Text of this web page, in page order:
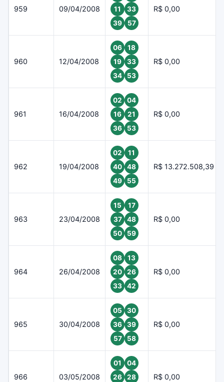
959 09/04/2008
11
33
39
57
R$ 0,00
960 12/04/2008
06
18
19
33
34
53
R$ 0,00
961 16/04/2008
02
04
16
21
36
53
R$ 0,00
962 19/04/2008
02
11
40
48
49
55
R$ 13.272.508,39
963 23/04/2008
15
17
37
48
50
59
R$ 0,00
964 26/04/2008
08
13
20
26
33
42
R$ 0,00
965 30/04/2008
05
30
36
39
57
58
R$ 0,00
966 03/05/2008
01
04
26
28
R$ 0,00